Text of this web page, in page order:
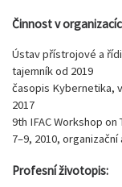
Činnost v
Ústav přístrojové a
tajemník od 2019
časopis Kybernetika,
2017
9th IFAC Workshop
7–9, 2010,
Profesní životopis: